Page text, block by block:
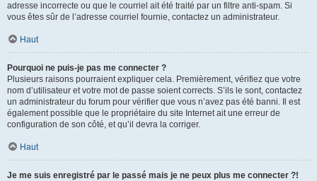
adresse incorrecte ou que le courriel ait été traité par un filtre anti-spam. Si
vous êtes sûr de l’adresse courriel fournie, contactez un administrateur.
Haut
Pourquoi ne puis-je pas me connecter ?
Plusieurs raisons pourraient expliquer cela. Premièrement, vérifiez que votre
nom d’utilisateur et votre mot de passe soient corrects. S’ils le sont, contactez
un administrateur du forum pour vérifier que vous n’avez pas été banni. Il est
également possible que le propriétaire du site Internet ait une erreur de
configuration de son côté, et qu’il devra la corriger.
Haut
Je me suis enregistré par le passé mais je ne peux plus me connecter ?!